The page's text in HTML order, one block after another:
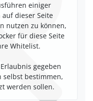
einiger
dieser Seite
nutzen zu können,
für diese Seite
Whitelist.
gegeben
selbst bestimmen,
werden sollen.